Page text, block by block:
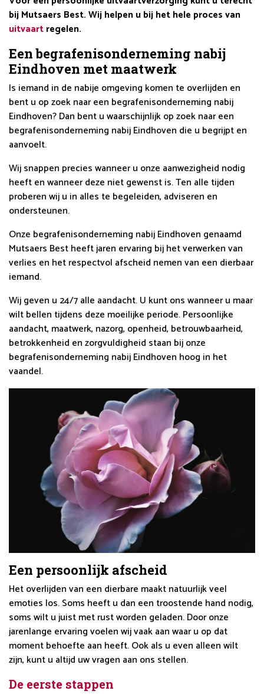
bij Mutsaers Best. Wij helpen u bij het hele proces van
uitvaartregelen.
Een begrafenisonderneming nabij
Eindhoven met maatwerk
Is iemand in de nabije omgeving komen te overlijden en
bent u op zoek naar een begrafenisonderneming nabij
Eindhoven? Dan bent u waarschijnlijk op zoek naar een
begrafenisonderneming nabij Eindhoven die u begrijpt en
aanvoelt.
Wij snappen precies wanneer u onze aanwezigheid nodig
heeft en wanneer deze niet gewenst is. Ten alle tijden
proberen wij u in alles te begeleiden, adviseren en
ondersteunen.
Onze begrafenisonderneming nabij Eindhoven genaamd
Mutsaers Best heeft jaren ervaring bij het verwerken van
verlies en het respectvol afscheid nemen van een dierbaar
iemand.
Wij geven u 24/7 alle aandacht. U kunt ons wanneer u maar
wilt bellen tijdens deze moeilijke periode. Persoonlijke
aandacht, maatwerk, nazorg, openheid, betrouwbaarheid,
betrokkenheid en zorgvuldigheid staan bij onze
begrafenisonderneming nabij Eindhoven hoog in het
vaandel.
Een persoonlijk afscheid
Het overlijden van een dierbare maakt natuurlijk veel
emoties los. Soms heeft u dan een troostende hand nodig,
soms wilt u juist met rust worden geladen. Door onze
jarenlange ervaring voelen wij vaak aan waar u op dat
moment behoefte aan heeft. Ook als u even alleen wilt
zijn, kunt u altijd uw vragen aan ons stellen.
De eerste stappen